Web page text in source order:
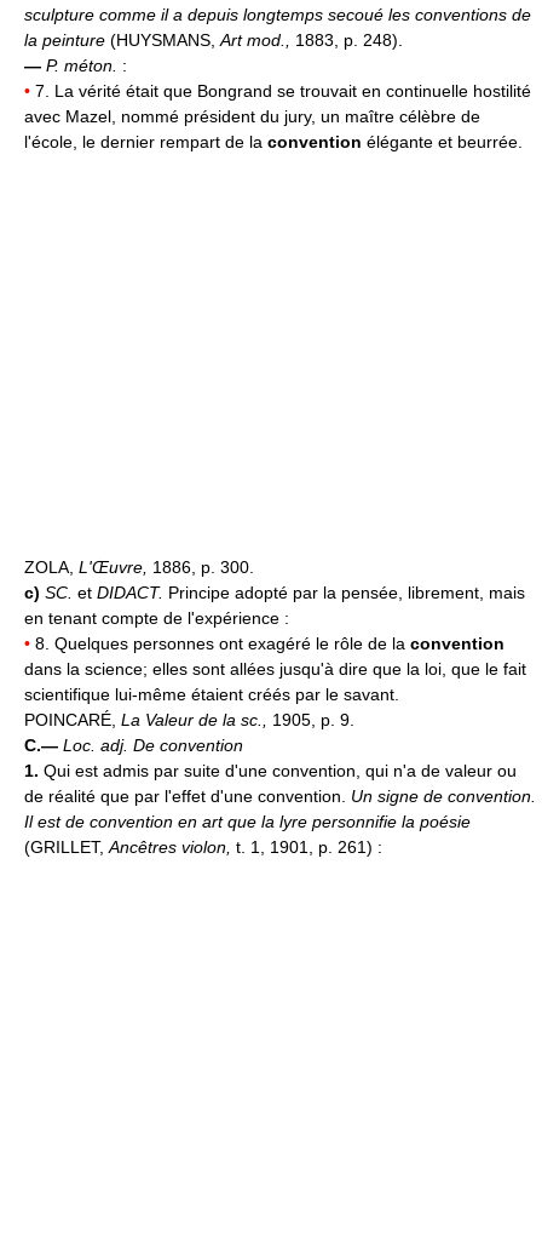
sculpture comme il a depuis longtemps secoué les conventions de
la peinture (HUYSMANS, Art mod., 1883, p. 248).
— P. méton. :
• 7. La vérité était que Bongrand se trouvait en continuelle hostilité
avec Mazel, nommé président du jury, un maître célèbre de
l'école, le dernier rempart de la convention élégante et beurrée.
ZOLA, L'Œuvre, 1886, p. 300.
c) SC. et DIDACT. Principe adopté par la pensée, librement, mais
en tenant compte de l'expérience :
• 8. Quelques personnes ont exagéré le rôle de la convention
dans la science; elles sont allées jusqu'à dire que la loi, que le fait
scientifique lui-même étaient créés par le savant.
POINCARÉ, La Valeur de la sc., 1905, p. 9.
C.— Loc. adj. De convention
1. Qui est admis par suite d'une convention, qui n'a de valeur ou
de réalité que par l'effet d'une convention. Un signe de convention.
Il est de convention en art que la lyre personnifie la poésie
(GRILLET, Ancêtres violon, t. 1, 1901, p. 261) :